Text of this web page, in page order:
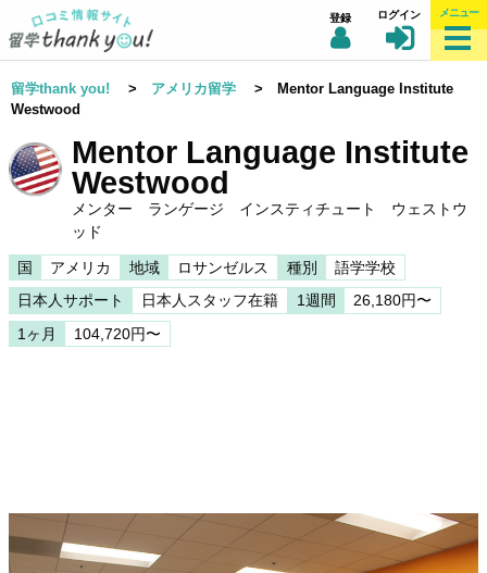
登録 ログイン メニュー
留学thank you! > アメリカ留学 > Mentor Language Institute
Westwood
Mentor Language Institute
Westwood
メンター ランゲージ インスティチュート ウェストウ
ッド
国 アメリカ 地域 ロサンゼルス 種別
語学学校
日本人サポート
日本人スタッフ在籍 1週間
26,180円〜
1ヶ月
104,720円〜